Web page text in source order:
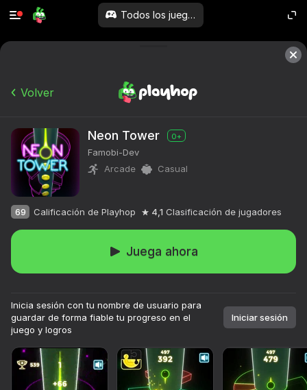
Todos los juegos
Volver
Neon Tower 0+
Famobi-Dev
Arcade
Casual
69 Calificación de Playhop 4,1 Clasificación de jugadores
Juega ahora
Inicia sesión con tu nombre de usuario para
guardar de forma fiable tu progreso en el
juego y logros
Iniciar sesión